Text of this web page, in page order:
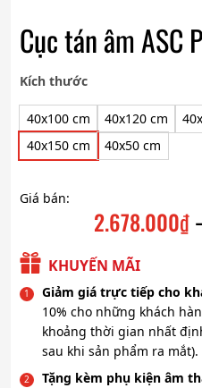
Cục tán âm ASC
Kích thước
40x100 cm 40x120 cm
40x150 cm
40x50 cm
Giá bán:
2.678.000₫
KHUYẾN MÃI
Giảm giá trực tiếp cho
10% cho những khách
khoảng thời gian nhất
sau khi sản phẩm ra mắt).
Tặng kèm phụ kiện âm